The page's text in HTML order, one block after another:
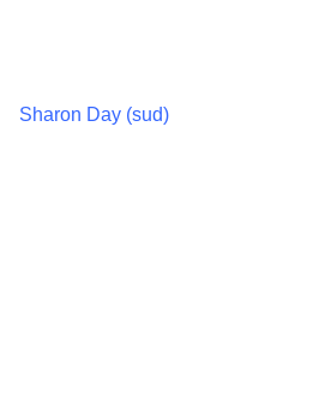
Sharon Day (sud)